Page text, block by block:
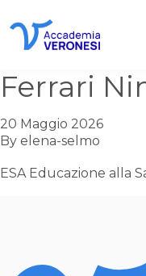
Ferrari
20 Maggio 2026
By elena-selmo
ESA Educazione alla